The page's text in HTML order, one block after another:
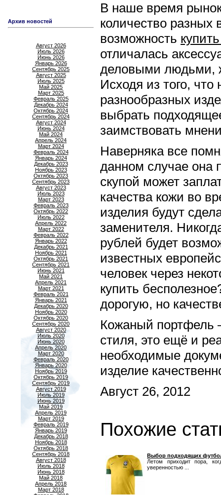
Архив новостей
Август 2026
Июль 2026
Июнь 2026
Январь 2026
Сентябрь 2025
Август 2025
Июль 2025
Май 2025
Март 2025
Февраль 2025
Декабрь 2024
Октябрь 2024
Сентябрь 2024
Август 2024
Июнь 2024
Май 2024
Апрель 2024
Март 2024
Февраль 2024
Январь 2024
Декабрь 2023
Ноябрь 2023
Октябрь 2023
Сентябрь 2023
Август 2023
Июль 2023
Март 2023
Февраль 2023
Октябрь 2022
Июль 2022
Апрель 2022
Март 2022
Февраль 2022
Январь 2022
Декабрь 2021
Ноябрь 2021
Октябрь 2021
Сентябрь 2021
Июнь 2021
Май 2021
Апрель 2021
Март 2021
Февраль 2021
Январь 2021
Декабрь 2020
Ноябрь 2020
Октябрь 2020
Сентябрь 2020
Август 2020
Июль 2020
Июнь 2020
Апрель 2020
Март 2020
Февраль 2020
Январь 2020
Ноябрь 2019
Октябрь 2019
Сентябрь 2019
Август 2019
Июль 2019
Июнь 2019
Май 2019
Апрель 2019
Март 2019
Февраль 2019
Январь 2019
Декабрь 2018
Ноябрь 2018
Октябрь 2018
Сентябрь 2018
Август 2018
Июль 2018
Июнь 2018
Май 2018
Апрель 2018
Март 2018
В наше время
количество
возможность
отличалась
деловыми людьми,
Исходя из того,
разнообразных
выбрать
заимствовать
Наверняка все
данном случае
скупой может
качества кожи во
изделия будут
заменителя.
рублей будет
известных
человек через
купить
дорогую, но
Кожаный портфель
стиля, это ещё и
необходимые
изделие
Август 26, 2012
Похожие
Выбор подходящих
Летом приходит пора,
уверенностью ...